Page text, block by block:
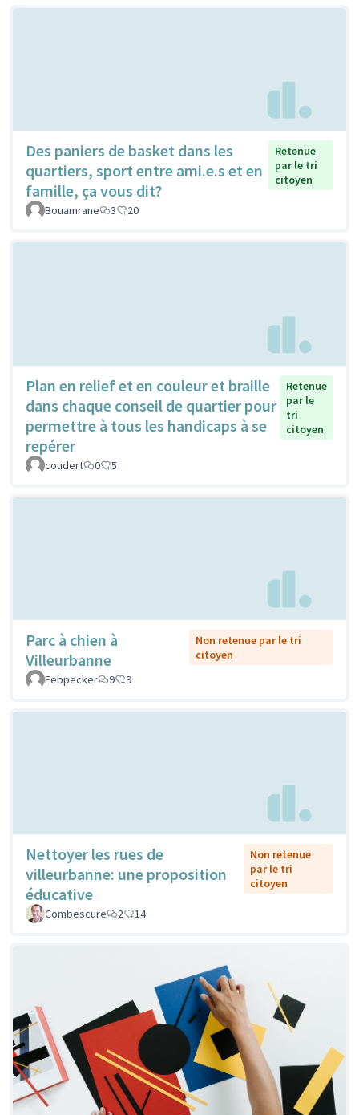
Des paniers de basket dans les
quartiers, sport entre ami.e.s et en
famille, ça vous dit?
Retenue
par le tri
citoyen
Bouamrane 3 20
Plan en relief et en couleur et braille
dans chaque conseil de quartier pour
permettre à tous les handicaps à se
repérer
Retenue
par le
tri
citoyen
coudert 0 5
Parc à chien à
Villeurbanne
Non retenue par le tri
citoyen
Febpecker
9 9
Nettoyer les rues de
villeurbanne: une proposition
éducative
Non retenue
par le tri
citoyen
Combescure 2 14